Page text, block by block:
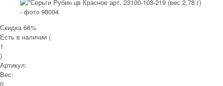
Скидка 66%
Есть в наличии (
1
)
Артикул:
Вес:
0